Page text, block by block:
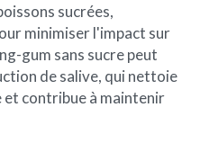
sucrées,
minimiser l'impact sur
gum sans sucre peut
de salive, qui nettoie
contribue à maintenir